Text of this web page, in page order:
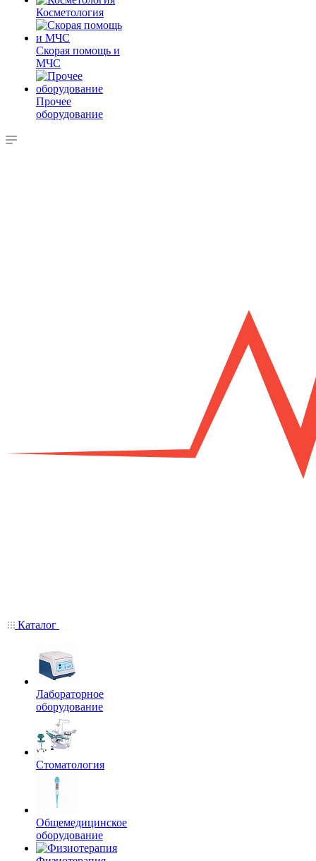
Косметология
Скорая помощь и
МЧС
Прочее
оборудование
Каталог
Лабораторное
оборудование
Стоматология
Общемедицинское
оборудование